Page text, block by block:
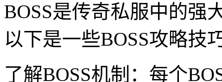
BOSS是传奇私服中的强
以下是一些BOSS攻略技
了解BOSS机制：每个